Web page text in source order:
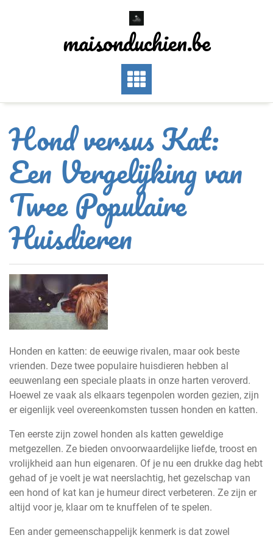
maisonduchien.be
Hond versus Kat:
Een Vergelijking van
Twee Populaire
Huisdieren
Honden en katten: de eeuwige rivalen, maar ook beste
vrienden. Deze twee populaire huisdieren hebben al
eeuwenlang een speciale plaats in onze harten veroverd.
Hoewel ze vaak als elkaars tegenpolen worden gezien, zijn
er eigenlijk veel overeenkomsten tussen honden en katten.
Ten eerste zijn zowel honden als katten geweldige
metgezellen. Ze bieden onvoorwaardelijke liefde, troost en
vrolijkheid aan hun eigenaren. Of je nu een drukke dag hebt
gehad of je voelt je wat neerslachtig, het gezelschap van
een hond of kat kan je humeur direct verbeteren. Ze zijn er
altijd voor je, klaar om te knuffelen of te spelen.
Een ander gemeenschappelijk kenmerk is dat zowel